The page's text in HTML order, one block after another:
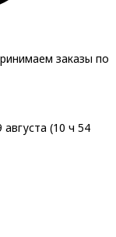
заказы по
(10 ч 54